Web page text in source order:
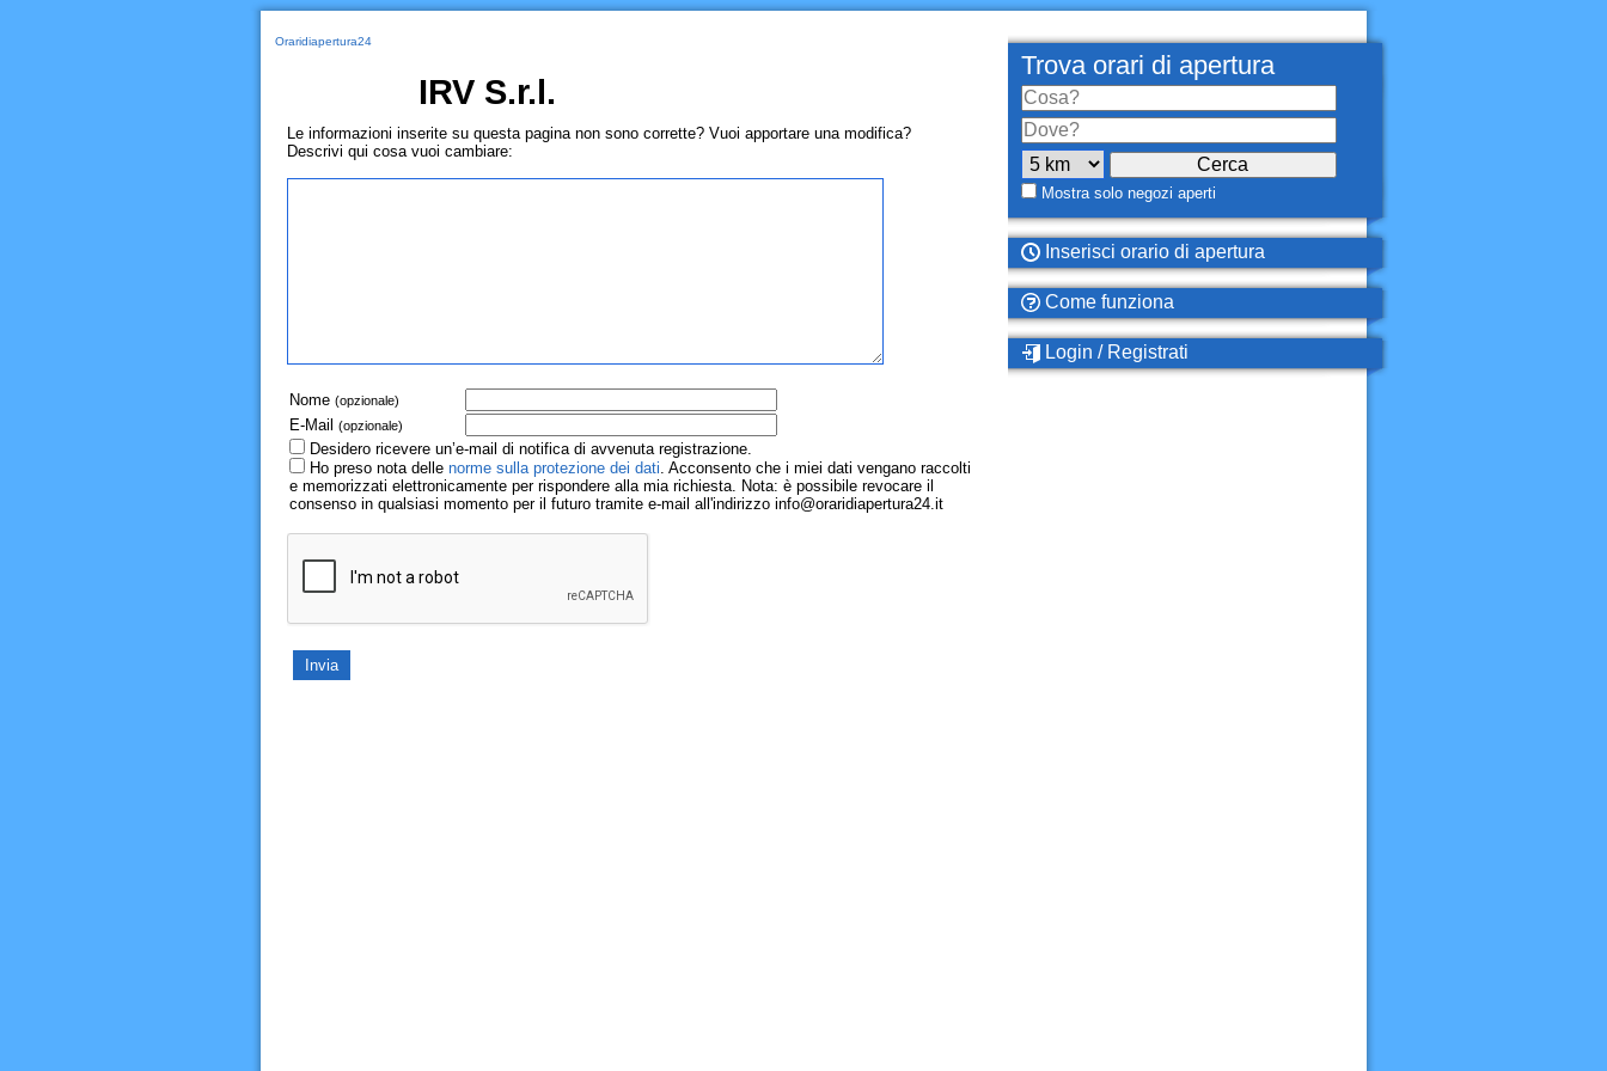
Oraridiapertura24
IRV S.r.l.
Le informazioni inserite su questa pagina non sono corrette? Vuoi apportare una modifica?
Descrivi qui cosa vuoi cambiare:
Nome (opzionale)
E-Mail (opzionale)
Desidero ricevere un’e-mail di notifica di avvenuta registrazione.
Ho preso nota delle norme sulla protezione dei dati. Acconsento che i miei dati vengano raccolti
e memorizzati elettronicamente per rispondere alla mia richiesta. Nota: è possibile revocare il
consenso in qualsiasi momento per il futuro tramite e-mail all'indirizzo info@oraridiapertura24.it
Trova orari di apertura
Mostra solo negozi aperti
Inserisci orario di apertura
Come funziona
Login / Registrati